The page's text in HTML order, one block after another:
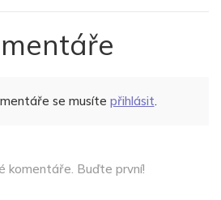
se musíte přihlásit.
komentáře. Buďte první!